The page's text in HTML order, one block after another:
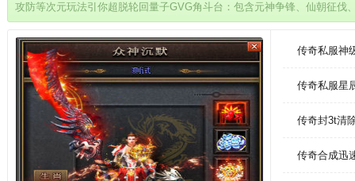
攻防等次元玩法引你超脱轮回量子GVG角斗台：包含元神争锋、仙朝征伐
传奇私服神
传奇私服星
传奇封3t清
传奇合成迅